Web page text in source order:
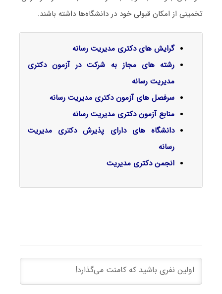
تخمینی از امکان قبولی خود در دانشگاه‌ها داشته باشند.
گرایش‌ های دکتری مدیریت رسانه
رشته های مجاز به شرکت در آزمون دکتری
مدیریت رسانه
سرفصل‌ های آزمون دکتری مدیریت رسانه
منابع آزمون دکتری مدیریت رسانه
دانشگاه های دارای پذیرش دکتری مدیریت
رسانه
انجمن دکتری مدیریت